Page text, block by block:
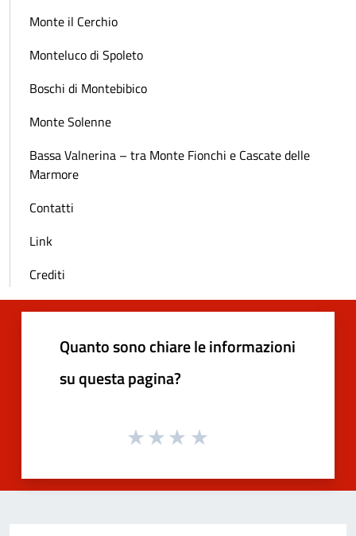
Monte il Cerchio
Monteluco di Spoleto
Boschi di Montebibico
Monte Solenne
Bassa Valnerina – tra Monte Fionchi e Cascate delle
Marmore
Contatti
Link
Crediti
Quanto sono chiare le informazioni
su questa pagina?